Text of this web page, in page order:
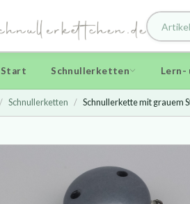
Start Schnullerketten Lern-
Schnullerketten Schnullerkette mit grauem